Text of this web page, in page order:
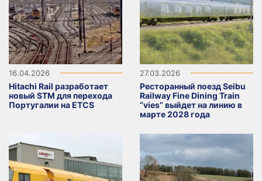
16.04.2026
Hitachi Rail разработает
новый STM для перехода
Португалии на ETCS
27.03.2026
Ресторанный поезд Seibu
Railway Fine Dining Train
“vies” выйдет на линию в
марте 2028 года